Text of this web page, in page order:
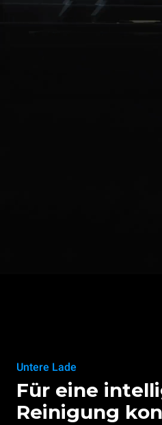
Untere Lade
Für eine
Reinigung